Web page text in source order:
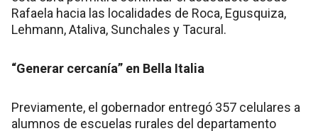
Rafaela hacia las localidades de Roca, Egusquiza,
Lehmann, Ataliva, Sunchales y Tacural.
“Generar cercanía” en Bella Italia
Previamente, el gobernador entregó 357 celulares a
alumnos de escuelas rurales del departamento